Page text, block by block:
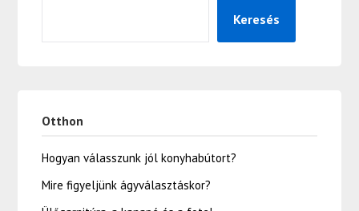
Keresés
Otthon
Hogyan válasszunk jól konyhabútort?
Mire figyeljünk ágyválasztáskor?